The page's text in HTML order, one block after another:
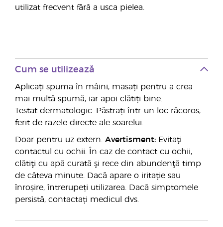
utilizat frecvent fără a usca pielea.
Cum se utilizează
Aplicați spuma în mâini, masați pentru a crea
mai multă spumă, iar apoi clătiți bine.
Testat dermatologic. Păstrați într-un loc răcoros,
ferit de razele directe ale soarelui.
Doar pentru uz extern. Avertisment: Evitaţi
contactul cu ochii. În caz de contact cu ochii,
clătiţi cu apă curată şi rece din abundenţă timp
de câteva minute. Dacă apare o iritație sau
înroșire, întrerupeți utilizarea. Dacă simptomele
persistă, contactați medicul dvs.